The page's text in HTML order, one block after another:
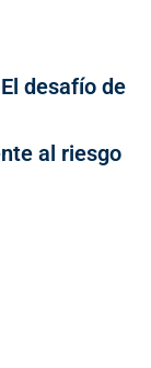
desafío de
al riesgo